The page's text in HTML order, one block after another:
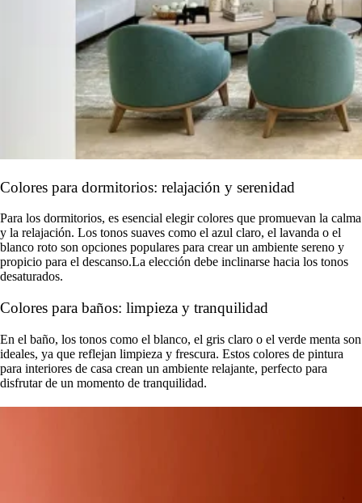
Colores para dormitorios: relajación y serenidad
Para los dormitorios, es esencial elegir colores que promuevan la calma
y la relajación. Los tonos suaves como el azul claro, el lavanda o el
blanco roto son opciones populares para crear un ambiente sereno y
propicio para el descanso.La elección debe inclinarse hacia los tonos
desaturados.
Colores para baños: limpieza y tranquilidad
En el baño, los tonos como el blanco, el gris claro o el verde menta son
ideales, ya que reflejan limpieza y frescura. Estos colores de pintura
para interiores de casa crean un ambiente relajante, perfecto para
disfrutar de un momento de tranquilidad.